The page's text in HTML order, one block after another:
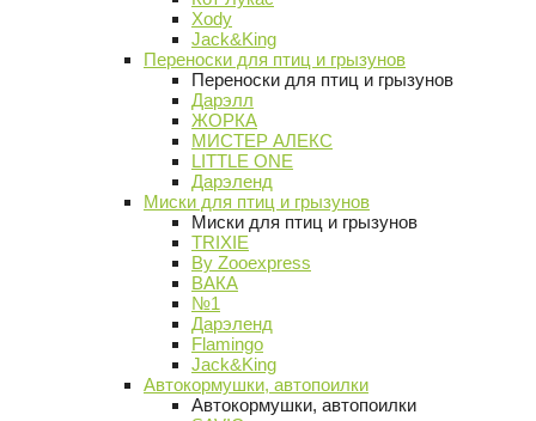
Xody
Jack&King
Переноски для птиц и грызунов
Переноски для птиц и грызунов
Дарэлл
ЖОРКА
МИСТЕР АЛЕКС
LITTLE ONE
Дарэленд
Миски для птиц и грызунов
Миски для птиц и грызунов
TRIXIE
By Zooexpress
ВАКА
№1
Дарэленд
Flamingo
Jack&King
Автокормушки, автопоилки
Автокормушки, автопоилки